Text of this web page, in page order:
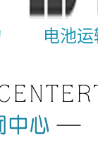
电池